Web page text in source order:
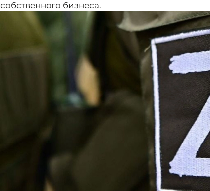
собственного бизнеса.